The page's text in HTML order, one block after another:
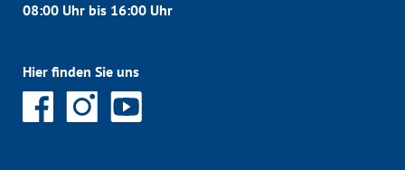
08:00 Uhr bis 16:00 Uhr
Hier finden Sie uns